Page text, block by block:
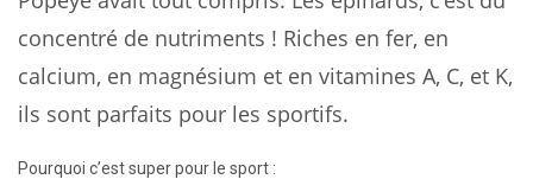
concentré de nutriments ! Riches en fer, en
calcium, en magnésium et en vitamines A, C, et K,
ils sont parfaits pour les sportifs.
Pourquoi c’est super pour le sport :